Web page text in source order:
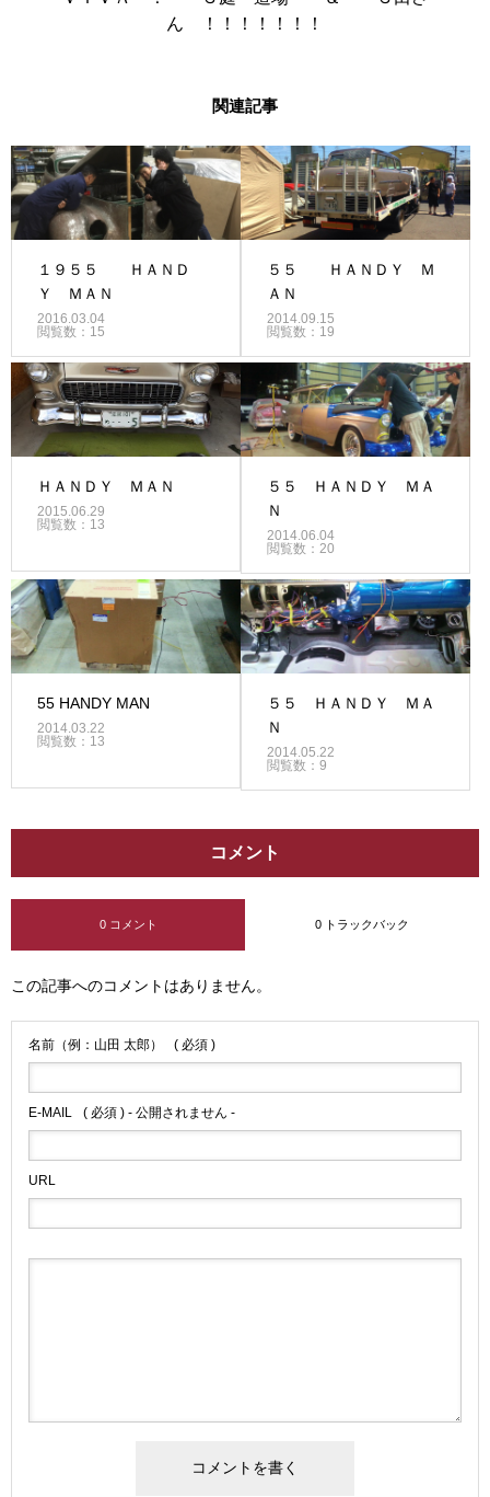
ん ！！！！！！！
関連記事
１９５５ ＨＡＮＤ
Ｙ ＭＡＮ
2016.03.04
閲覧数：15
５５ ＨＡＮＤＹ Ｍ
ＡＮ
2014.09.15
閲覧数：19
ＨＡＮＤＹ ＭＡＮ
2015.06.29
閲覧数：13
５５ ＨＡＮＤＹ ＭＡ
Ｎ
2014.06.04
閲覧数：20
55 HANDY MAN
2014.03.22
閲覧数：13
５５ ＨＡＮＤＹ ＭＡ
Ｎ
2014.05.22
閲覧数：9
コメント
0 コメント 0 トラックバック
この記事へのコメントはありません。
名前（例：山田 太郎） ( 必須 )
E-MAIL ( 必須 ) - 公開されません -
URL